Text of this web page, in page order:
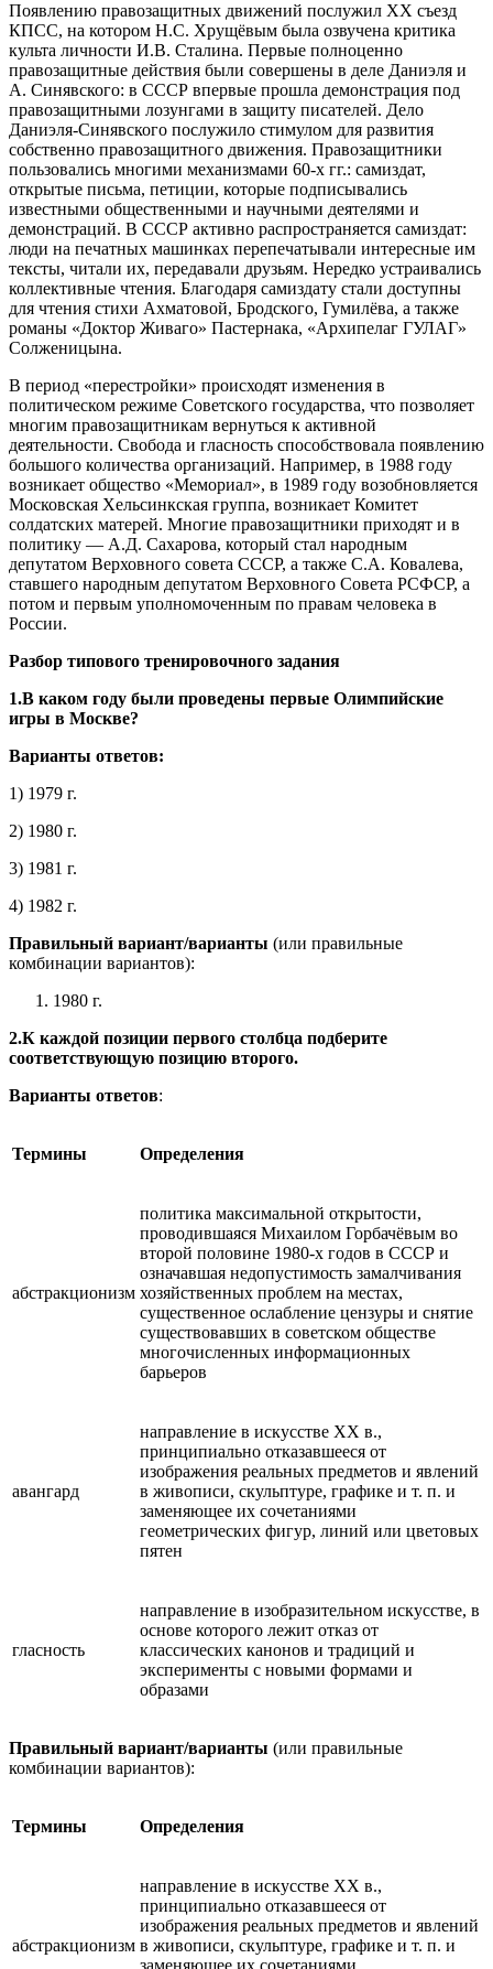
Появлению правозащитных движений послужил XX съезд
КПСС, на котором Н.С. Хрущёвым была озвучена критика
культа личности И.В. Сталина. Первые полноценно
правозащитные действия были совершены в деле Даниэля и
А. Синявского: в СССР впервые прошла демонстрация под
правозащитными лозунгами в защиту писателей. Дело
Даниэля-Синявского послужило стимулом для развития
собственно правозащитного движения. Правозащитники
пользовались многими механизмами 60-х гг.: самиздат,
открытые письма, петиции, которые подписывались
известными общественными и научными деятелями и
демонстраций. В СССР активно распространяется самиздат:
люди на печатных машинках перепечатывали интересные им
тексты, читали их, передавали друзьям. Нередко устраивались
коллективные чтения. Благодаря самиздату стали доступны
для чтения стихи Ахматовой, Бродского, Гумилёва, а также
романы «Доктор Живаго» Пастернака, «Архипелаг ГУЛАГ»
Солженицына.
В период «перестройки» происходят изменения в
политическом режиме Советского государства, что позволяет
многим правозащитникам вернуться к активной
деятельности. Свобода и гласность способствовала появлению
большого количества организаций. Например, в 1988 году
возникает общество «Мемориал», в 1989 году возобновляется
Московская Хельсинкская группа, возникает Комитет
солдатских матерей. Многие правозащитники приходят и в
политику — А.Д. Сахарова, который стал народным
депутатом Верховного совета СССР, а также С.А. Ковалева,
ставшего народным депутатом Верховного Совета РСФСР, а
потом и первым уполномоченным по правам человека в
России.
Разбор типового тренировочного задания
1.В каком году были проведены первые Олимпийские
игры в Москве?
Варианты ответов:
1) 1979 г.
2) 1980 г.
3) 1981 г.
4) 1982 г.
Правильный вариант/варианты (или правильные
комбинации вариантов):
1980 г.
2.К каждой позиции первого столбца подберите
соответствующую позицию второго.
Варианты ответов:
Термины Определения
абстракционизм
политика максимальной открытости,
проводившаяся Михаилом Горбачёвым во
второй половине 1980-х годов в СССР и
означавшая недопустимость замалчивания
хозяйственных проблем на местах,
существенное ослабление цензуры и снятие
существовавших в советском обществе
многочисленных информационных
барьеров
авангард
направление в искусстве XX в.,
принципиально отказавшееся от
изображения реальных предметов и явлений
в живописи, скульптуре, графике и т. п. и
заменяющее их сочетаниями
геометрических фигур, линий или цветовых
пятен
гласность
направление в изобразительном искусстве, в
основе которого лежит отказ от
классических канонов и традиций и
эксперименты с новыми формами и
образами
Правильный вариант/варианты (или правильные
комбинации вариантов):
Термины Определения
абстракционизм
направление в искусстве XX в.,
принципиально отказавшееся от
изображения реальных предметов и явлений
в живописи, скульптуре, графике и т. п. и